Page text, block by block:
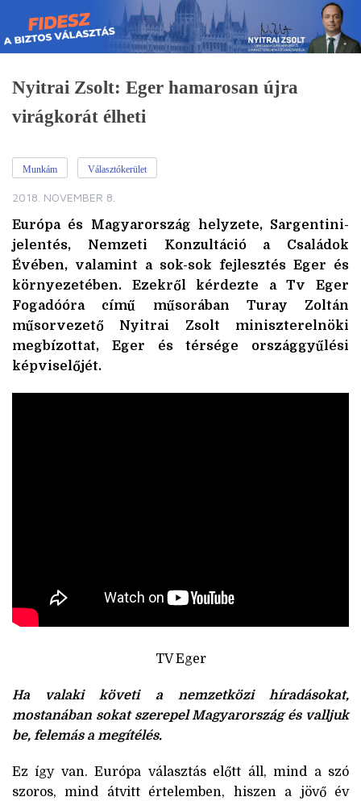
Skip
to
content
Nyitrai Zsolt: Eger hamarosan újra
virágkorát élheti
Munkám Választókerület
2018. NOVEMBER 8.
Európa és Magyarország helyzete, Sargentini-
jelentés, Nemzeti Konzultáció a Családok
Évében, valamint a sok-sok fejlesztés Eger és
környezetében. Ezekről kérdezte a Tv Eger
Fogadóóra című műsorában Turay Zoltán
műsorvezető Nyitrai Zsolt miniszterelnöki
megbízottat, Eger és térsége országgyűlési
képviselőjét.
TV Eger
Ha valaki követi a nemzetközi híradásokat,
mostanában sokat szerepel Magyarország és valljuk
be, felemás a megítélés.
Ez így van. Európa választás előtt áll, mind a szó
szoros, mind átvitt értelemben, hiszen a jövő év